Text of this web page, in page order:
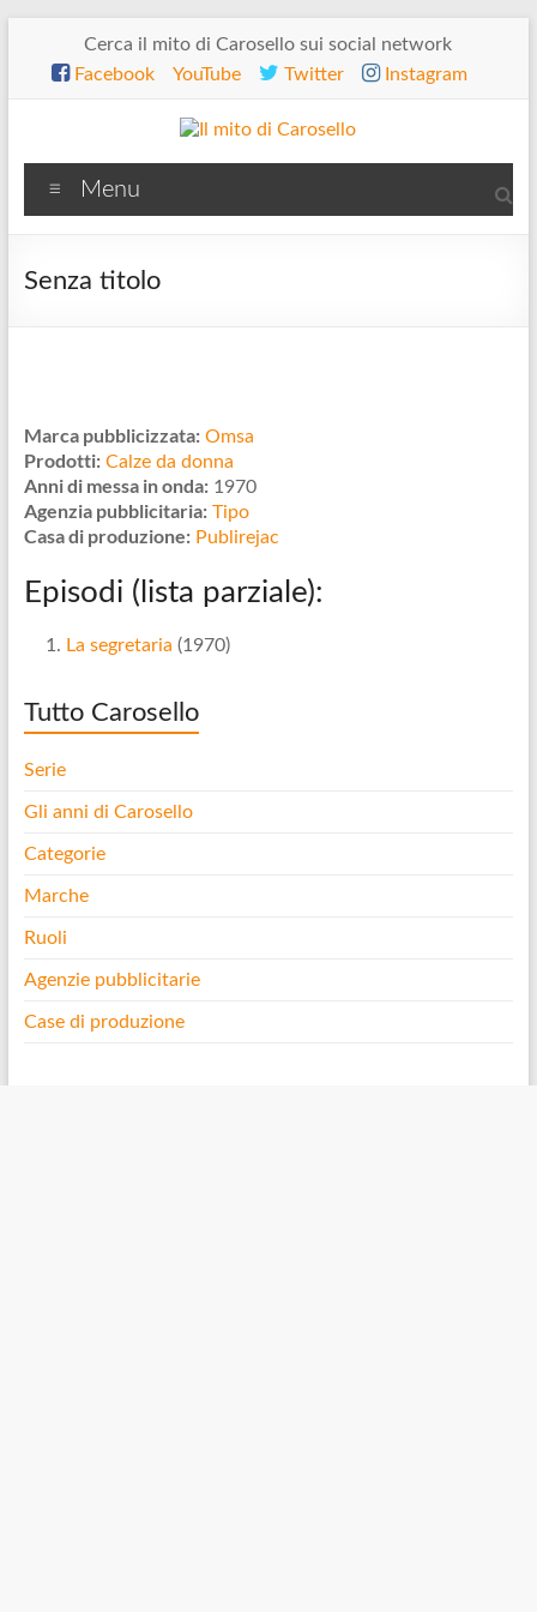
contenuto
Cerca il mito di Carosello sui social network
Facebook
YouTube Twitter Instagram
Il
mito
di
Menu
Senza titolo
Marca pubblicizzata: Omsa
Prodotti: Calze da donna
Anni di messa in onda:1970
Agenzia pubblicitaria: Tipo
Casa di produzione: Publirejac
Episodi (lista parziale):
La segretaria (1970)
Tutto Carosello
Serie
Gli anni di Carosello
Categorie
Marche
Ruoli
Agenzie pubblicitarie
Case di produzione